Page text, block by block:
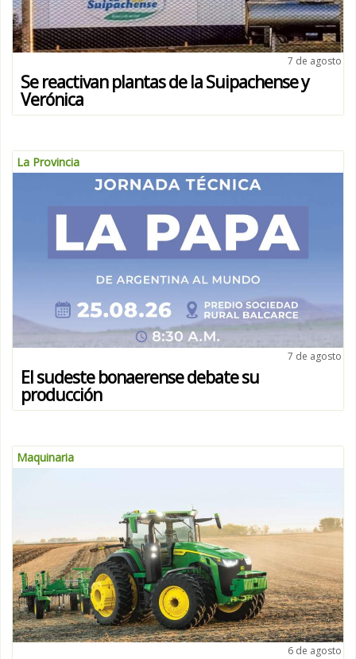
7 de agosto
Se reactivan plantas de la Suipachense y
Verónica
La Provincia
7 de agosto
El sudeste bonaerense debate su
producción
Maquinaria
6 de agosto